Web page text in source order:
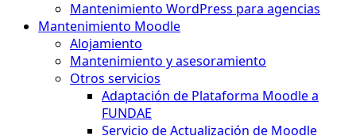
Mantenimiento WordPress para agencias
Mantenimiento Moodle
Alojamiento
Mantenimiento y asesoramiento
Otros servicios
Adaptación de Plataforma Moodle a
FUNDAE
Servicio de Actualización de Moodle